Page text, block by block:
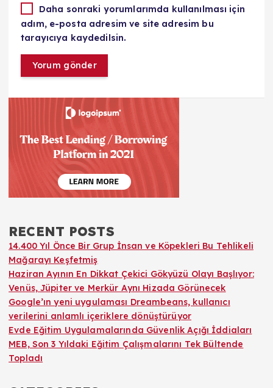
Daha sonraki yorumlarımda kullanılması için
adım, e-posta adresim ve site adresim bu
tarayıcıya kaydedilsin.
RECENT POSTS
14.400 Yıl Önce Bir Grup İnsan ve Köpekleri Bu Tehlikeli
Mağarayı Keşfetmiş
Haziran Ayının En Dikkat Çekici Gökyüzü Olayı Başlıyor:
Venüs, Jüpiter ve Merkür Aynı Hizada Görünecek
Google’ın yeni uygulaması Dreambeans, kullanıcı
verilerini anlamlı içeriklere dönüştürüyor
Evde Eğitim Uygulamalarında Güvenlik Açığı İddiaları
MEB, Son 3 Yıldaki Eğitim Çalışmalarını Tek Bültende
Topladı